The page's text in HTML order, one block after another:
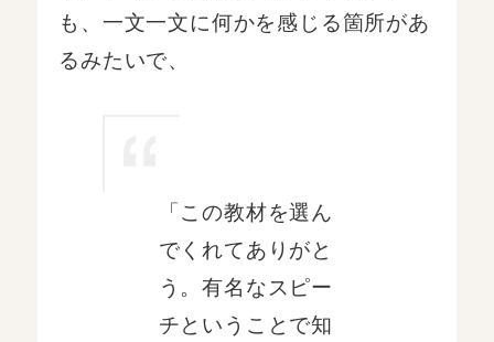
も、一文一文に何かを感じる箇所があ
るみたいで、
「この教材を選ん
でくれてありがと
う。有名なスピー
チということで知